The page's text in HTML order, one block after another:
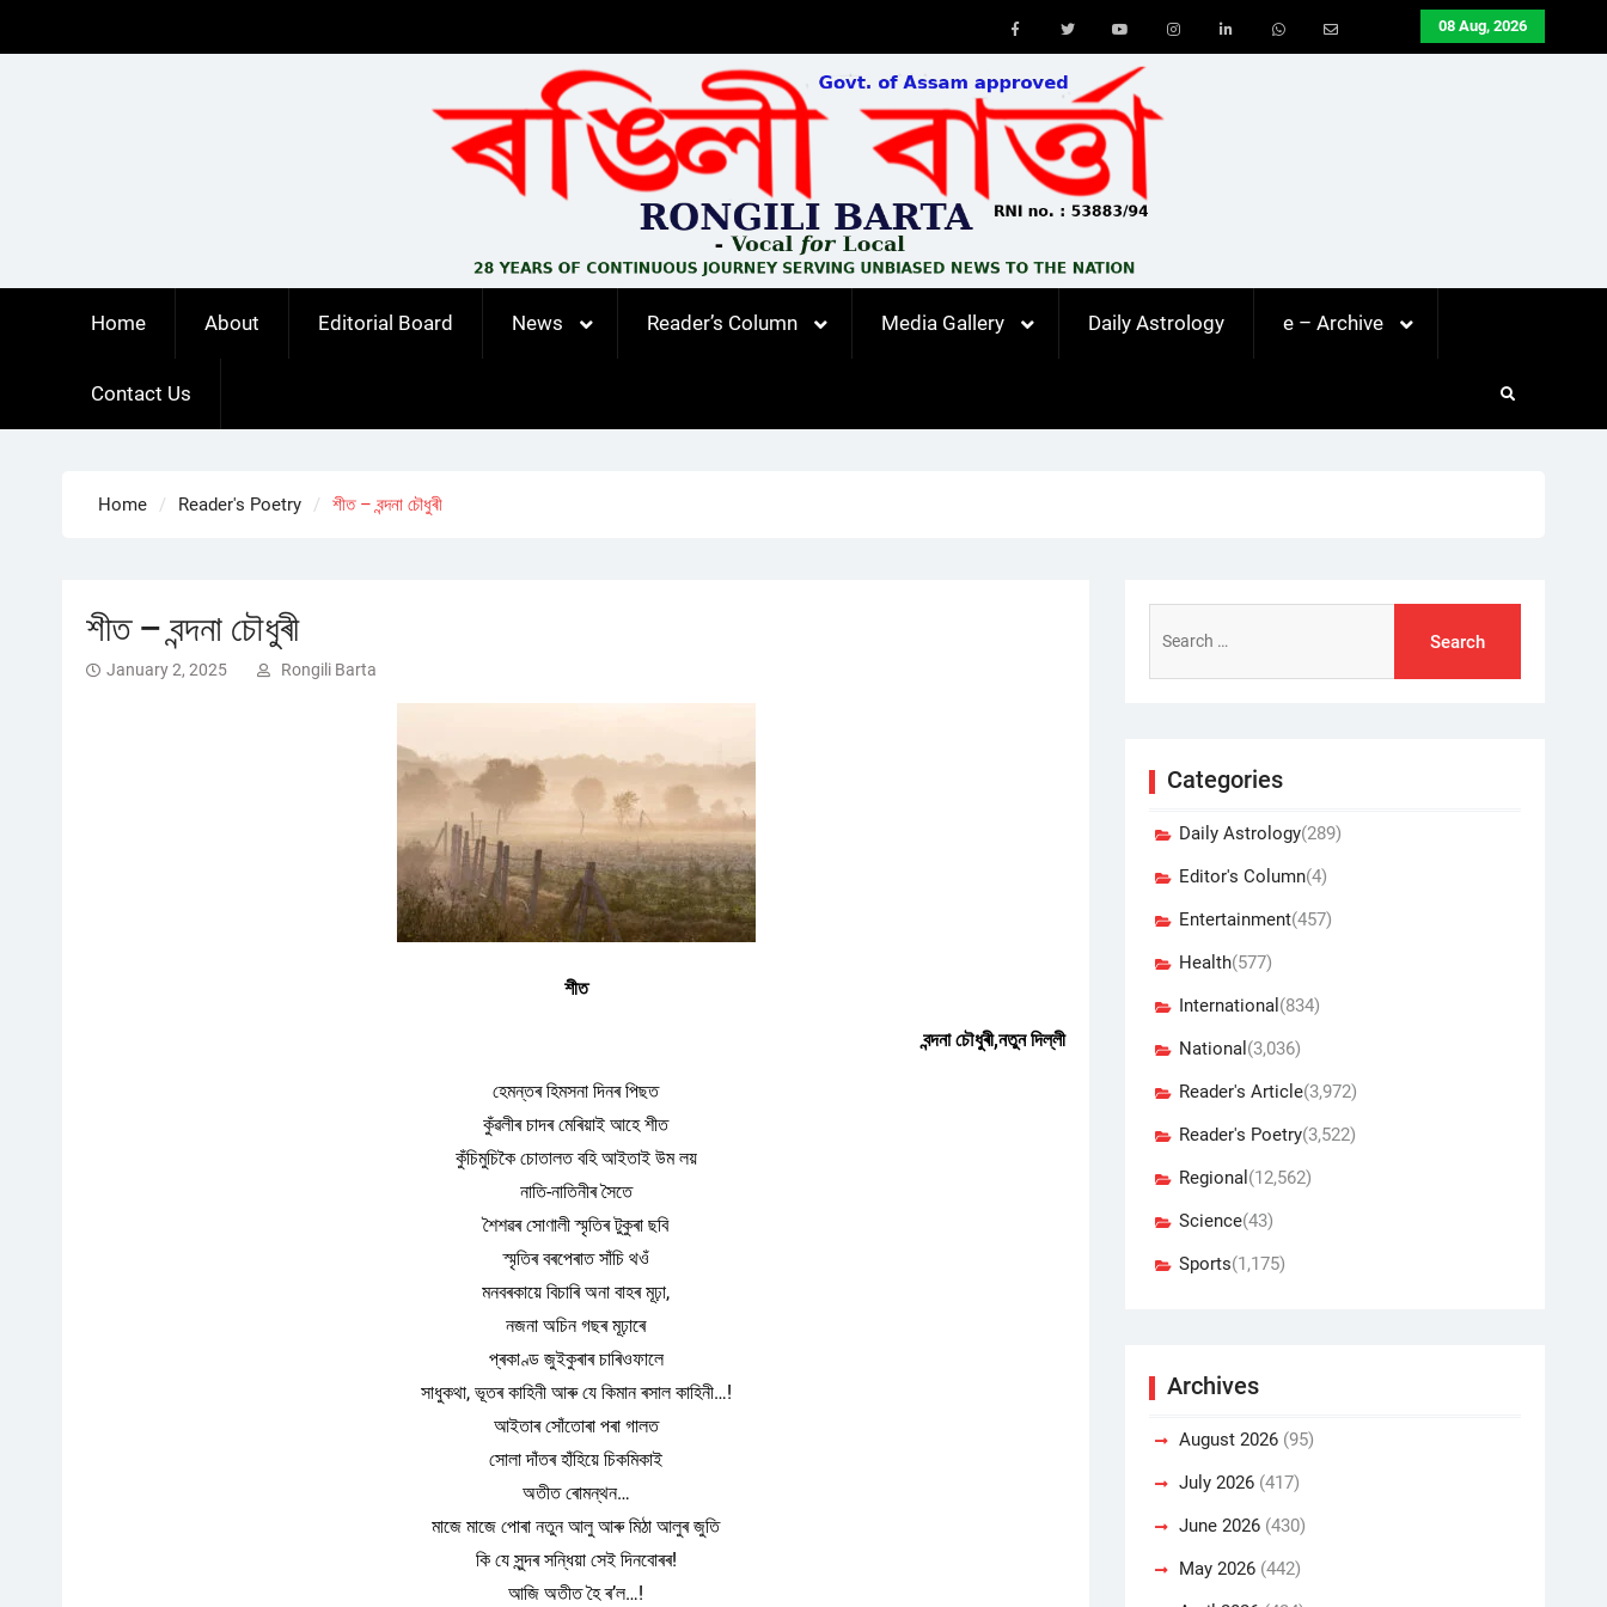
08 Aug, 2026
Youtube
Home About Editorial Board News Reader’s Column Media Gallery Daily Astrology e – Archive
Contact Us
Home Reader's Poetry শীত – বন্দনা চৌধুৰী
শীত – বন্দনা চৌধুৰী
January 2, 2025 Rongili Barta
শীত
বন্দনা চৌধুৰী,নতুন দিল্লী
হেমন্তৰ হিমসনা দিনৰ পিছত
কুঁৱলীৰ চাদৰ মেৰিয়াই আহে শীত
কুঁচিমুচিকৈ চোতালত বহি আইতাই উম লয়
নাতি-নাতিনীৰ সৈতে
শৈশৱৰ সোণালী স্মৃতিৰ টুকুৰা ছবি
স্মৃতিৰ বৰপেৰাত সাঁচি থওঁ
মনবৰকায়ে বিচাৰি অনা বাহৰ মূঢ়া,
নজনা অচিন গছৰ মূঢ়াৰে
প্ৰকাণ্ড জুইকুৰাৰ চাৰিওফালে
সাধুকথা, ভূতৰ কাহিনী আৰু যে কিমান ৰসাল কাহিনী…!
আইতাৰ সোঁতোৰা পৰা গালত
সোলা দাঁতৰ হাঁহিয়ে চিকমিকাই
অতীত ৰোমন্থন…
মাজে মাজে পোৰা নতুন আলু আৰু মিঠা আলুৰ জুতি
কি যে সুন্দৰ সন্ধিয়া সেই দিনবোৰৰ!
আজি অতীত হৈ ৰ’ল…!
for:
Categories
Daily Astrology(289)
Editor's Column(4)
Entertainment(457)
Health(577)
International (834)
National (3,036)
Reader's Article(3,972)
Reader's Poetry(3,522)
Regional (12,562)
Science(43)
Sports(1,175)
Archives
August 2026 (95)
July 2026 (417)
June 2026 (430)
May 2026 (442)